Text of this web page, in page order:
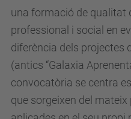
una formació de qualitat
professional i social en
diferència dels projectes
(antics “Galaxia
convocatòria se centra
que sorgeixen del